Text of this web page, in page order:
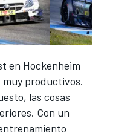
en Hockenheim
muy productivos.
las cosas
Con un